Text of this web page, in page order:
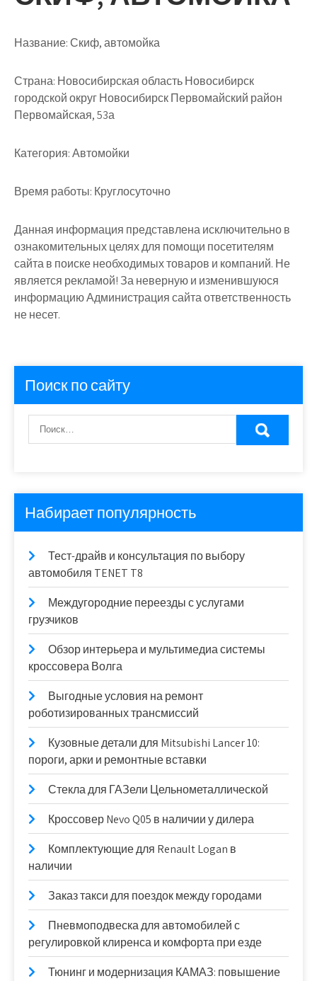
Название:Скиф, автомойка
Страна: Новосибирская область Новосибирск
городской округ Новосибирск Первомайский район
Первомайская, 53а
Категория:Автомойки
Время работы: Круглосуточно
Данная информация представлена исключительно в
ознакомительных целях для помощи посетителям
сайта в поиске необходимых товаров и компаний. Не
является рекламой! За неверную и изменившуюся
информацию Администрация сайта ответственность
не несет.
Поиск по сайту
Набирает популярность
Тест-драйв и консультация по выбору
автомобиля TENET T8
Междугородние переезды с услугами
грузчиков
Обзор интерьера и мультимедиа системы
кроссовера Волга
Выгодные условия на ремонт
роботизированных трансмиссий
Кузовные детали для Mitsubishi Lancer 10:
пороги, арки и ремонтные вставки
Стекла для ГАЗели Цельнометаллической
Кроссовер Nevo Q05 в наличии у дилера
Комплектующие для Renault Logan в
наличии
Заказ такси для поездок между городами
Пневмоподвеска для автомобилей с
регулировкой клиренса и комфорта при езде
Тюнинг и модернизация КАМАЗ: повышение